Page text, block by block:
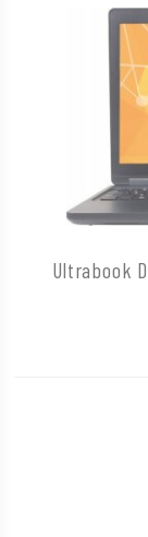
Ultrabook